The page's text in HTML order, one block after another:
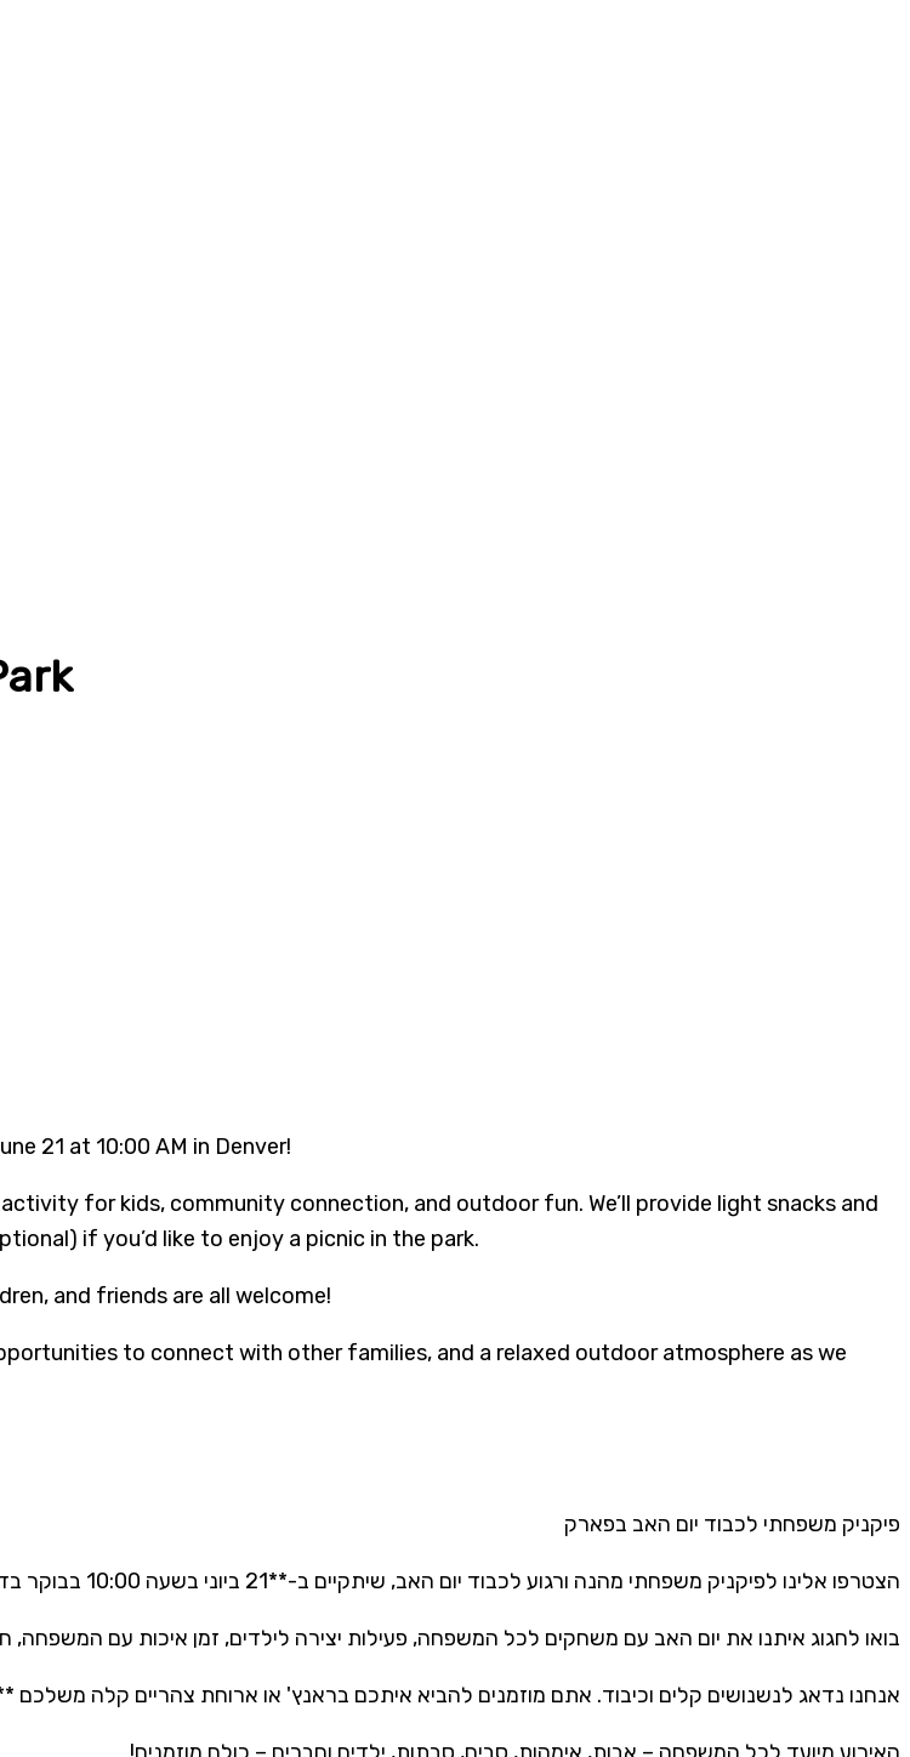
21 at 10:00 AM in Denver!
for kids, community connection, and outdoor fun. We’ll provide light snacks and
if you’d like to enjoy a picnic in the park.
and friends are all welcome!
to connect with other families, and a relaxed outdoor atmosphere as we
פיקניק משפחתי לכבוד יום האב בפארק
הצטרפו אלינו לפיקניק משפחתי מהנה ורגוע לכבוד יום האב, שיתקיים ב-**21 ביוני בשעה 10:00 בבוקר בדנבר**!
בואו לחגוג איתנו את יום האב עם משחקים לכל המשפחה, פעילות יצירה לילדים, זמן איכות עם המשפחה,
אנחנו נדאג לנשנושים קלים וכיבוד. אתם מוזמנים להביא איתכם בראנץ' או ארוחת צהריים קלה משלכם